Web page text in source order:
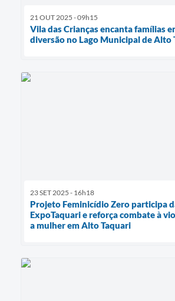
21 OUT 2025 - 09h15
Vila das Crianças encanta famílias
diversão no Lago Municipal de Alto
23 SET 2025 - 16h18
Projeto Feminicídio Zero participa
ExpoTaquari e reforça combate à
a mulher em Alto Taquari